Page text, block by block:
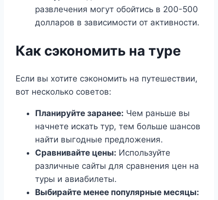
развлечения могут обойтись в 200-500
долларов в зависимости от активности.
Как сэкономить на туре
Если вы хотите сэкономить на путешествии,
вот несколько советов:
Планируйте заранее: Чем раньше вы
начнете искать тур, тем больше шансов
найти выгодные предложения.
Сравнивайте цены: Используйте
различные сайты для сравнения цен на
туры и авиабилеты.
Выбирайте менее популярные месяцы: